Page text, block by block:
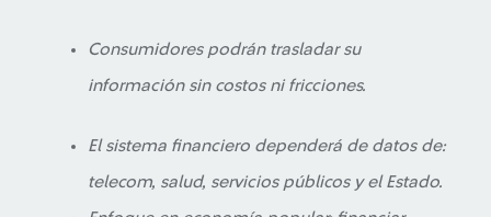
Consumidores podrán trasladar su
información sin costos ni fricciones.
El sistema financiero dependerá de datos de:
telecom, salud, servicios públicos y el Estado.